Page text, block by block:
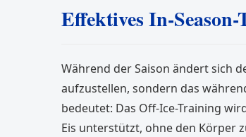
Effektives In-
Während der Saison ändert sich
aufzustellen, sondern das
bedeutet: Das Off-Ice-Training
Eis unterstützt, ohne den Körper